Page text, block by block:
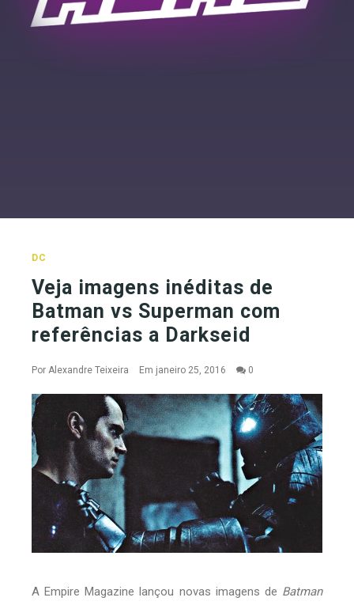
DC
Veja imagens inéditas de
Batman vs Superman com
referências a Darkseid
Por Alexandre Teixeira Em janeiro 25, 2016 0
A Empire Magazine lançou novas imagens de Batman